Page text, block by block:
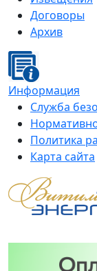
Договоры
Архив
Информация
Служба
Политика
Карта сайта